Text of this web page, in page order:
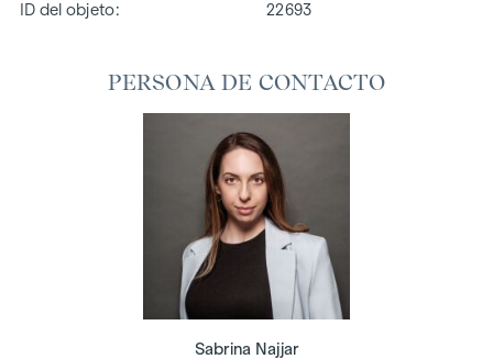
ID del objeto: 22693
PERSONA DE CONTACTO
Sabrina Najjar